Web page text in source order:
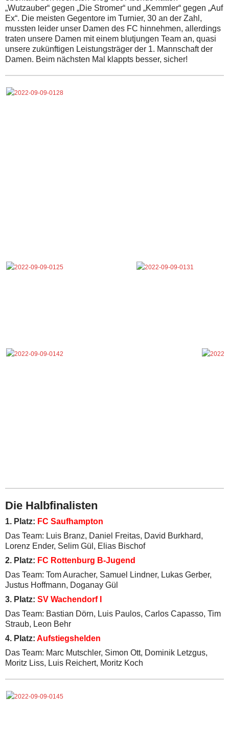
„Wutzauber“ gegen „Die Stromer“ und „Kemmler“ gegen „Auf
Ex“. Die meisten Gegentore im Turnier, 30 an der Zahl,
mussten leider unser Damen des FC hinnehmen, allerdings
traten unsere Damen mit einem blutjungen Team an, quasi
unsere zukünftigen Leistungsträger der 1. Mannschaft der
Damen. Beim nächsten Mal klappts besser, sicher!
Die Halbfinalisten
1. Platz: FC Saufhampton
Das Team: Luis Branz, Daniel Freitas, David Burkhard,
Lorenz Ender, Selim Gül, Elias Bischof
2. Platz: FC Rottenburg B-Jugend
Das Team: Tom Auracher, Samuel Lindner, Lukas Gerber,
Justus Hoffmann, Doganay Gül
3. Platz: SV Wachendorf I
Das Team: Bastian Dörn, Luis Paulos, Carlos Capasso, Tim
Straub, Leon Behr
4. Platz: Aufstiegshelden
Das Team: Marc Mutschler, Simon Ott, Dominik Letzgus,
Moritz Liss, Luis Reichert, Moritz Koch